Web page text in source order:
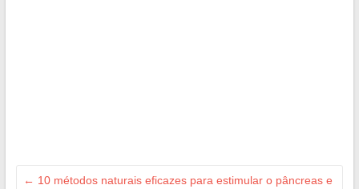
← 10 métodos naturais eficazes para estimular o pâncreas e